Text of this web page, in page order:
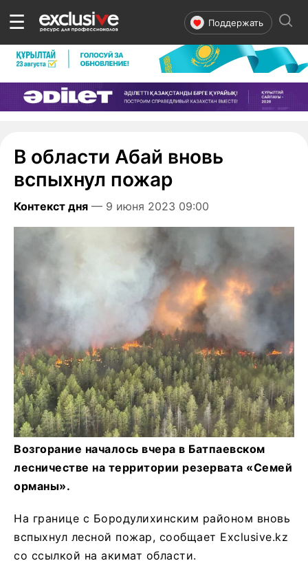
☰ Поддержать
В области Абай вновь
вспыхнул пожар
Контекст дня — 9 июня 2023 09:00
Возгорание началось вчера в Батпаевском
лесничестве на территории резервата «Семей
орманы».
На границе с Бородулихинским районом вновь
вспыхнул лесной пожар, сообщает Exclusive.kz
со ссылкой на акимат области.